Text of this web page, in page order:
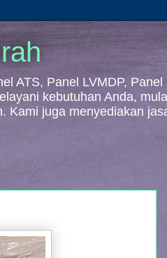
ATS, Panel LVMDP,
kebutuhan Anda,
Kami juga menyediakan